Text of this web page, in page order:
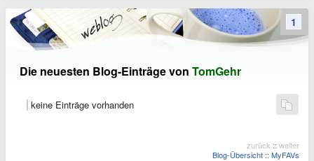
Die neuesten Blog-Einträge von TomGehr
keine Einträge vorhanden
zurück :: weiter
Blog-Übersicht :: MyFAVs
1